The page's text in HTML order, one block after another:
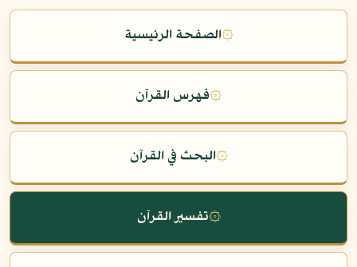
۞الصفحة الرئيسية
۞فهرس القرآن
۞البحث في القرآن
۞تفسير القرآن